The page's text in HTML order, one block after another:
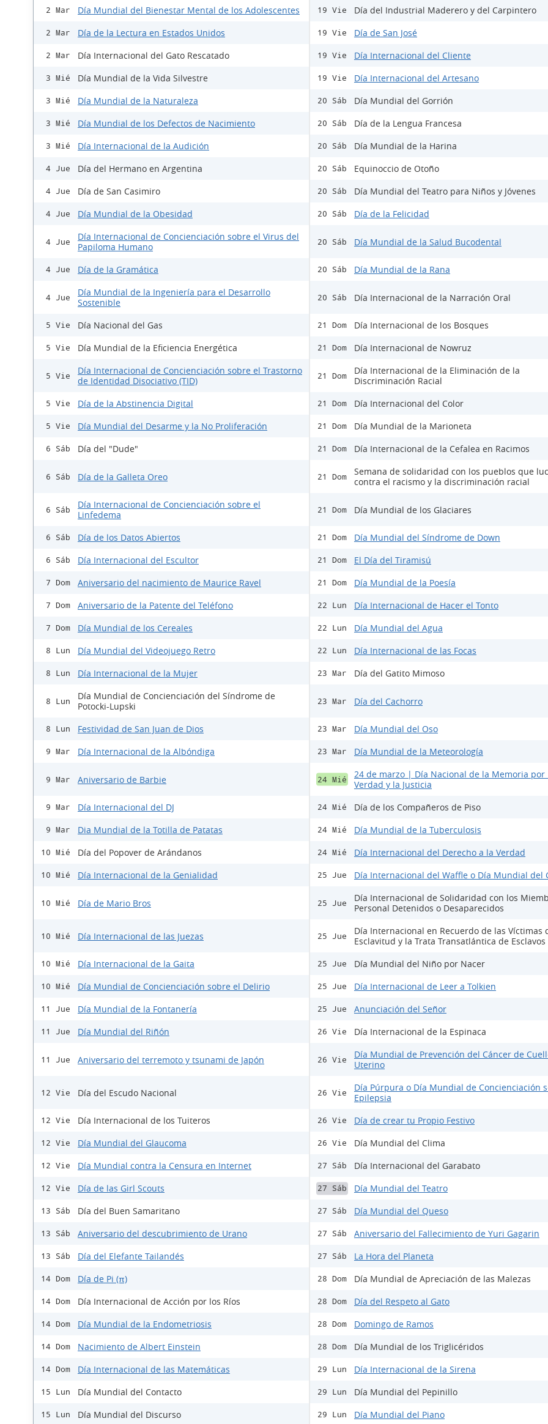
2 Mar Día Mundial del Bienestar Mental de los Adolescentes
2 Mar Día de la Lectura en Estados Unidos
2 Mar Día Internacional del Gato Rescatado
3 Mié Día Mundial de la Vida Silvestre
3 Mié Día Mundial de la Naturaleza
3 Mié Día Mundial de los Defectos de Nacimiento
3 Mié Día Internacional de la Audición
4 Jue Día del Hermano en Argentina
4 Jue Día de San Casimiro
4 Jue Día Mundial de la Obesidad
4 Jue
Día Internacional de Concienciación sobre el Virus del
Papiloma Humano
4 Jue Día de la Gramática
4 Jue
Día Mundial de la Ingeniería para el Desarrollo
Sostenible
5 Vie Día Nacional del Gas
5 Vie Día Mundial de la Eficiencia Energética
5 Vie
Día Internacional de Concienciación sobre el Trastorno
de Identidad Disociativo (TID)
5 Vie Día de la Abstinencia Digital
5 Vie Día Mundial del Desarme y la No Proliferación
6 Sáb Día del "Dude"
6 Sáb Día de la Galleta Oreo
6 Sáb
Día Internacional de Concienciación sobre el
Linfedema
6 Sáb Día de los Datos Abiertos
6 Sáb Día Internacional del Escultor
7 Dom Aniversario del nacimiento de Maurice Ravel
7 Dom Aniversario de la Patente del Teléfono
7 Dom Día Mundial de los Cereales
8 Lun Día Mundial del Videojuego Retro
8 Lun Día Internacional de la Mujer
8 Lun
Día Mundial de Concienciación del Síndrome de
Potocki-Lupski
8 Lun Festividad de San Juan de Dios
9 Mar Día Internacional de la Albóndiga
9 Mar Aniversario de Barbie
9 Mar Día Internacional del DJ
9 Mar Dia Mundial de la Totilla de Patatas
10 Mié Día del Popover de Arándanos
10 Mié Día Internacional de la Genialidad
10 Mié Día de Mario Bros
10 Mié Día Internacional de las Juezas
10 Mié Día Internacional de la Gaita
10 Mié Día Mundial de Concienciación sobre el Delirio
11 Jue Día Mundial de la Fontanería
11 Jue Día Mundial del Riñón
11 Jue Aniversario del terremoto y tsunami de Japón
12 Vie Día del Escudo Nacional
12 Vie Día Internacional de los Tuiteros
12 Vie Día Mundial del Glaucoma
12 Vie Día Mundial contra la Censura en Internet
12 Vie Día de las Girl Scouts
13 Sáb Día del Buen Samaritano
13 Sáb Aniversario del descubrimiento de Urano
13 Sáb Día del Elefante Tailandés
14 Dom Día de Pi (π)
14 Dom Día Internacional de Acción por los Ríos
14 Dom Día Mundial de la Endometriosis
14 Dom Nacimiento de Albert Einstein
14 Dom Día Internacional de las Matemáticas
15 Lun Día Mundial del Contacto
15 Lun Día Mundial del Discurso
19 Vie Día del Industrial Maderero y del Carpintero
19 Vie Día de San José
19 Vie Día Internacional del Cliente
19 Vie Día Internacional del Artesano
20 Sáb Día Mundial del Gorrión
20 Sáb Día de la Lengua Francesa
20 Sáb Día Mundial de la Harina
20 Sáb Equinoccio de Otoño
20 Sáb Día Mundial del Teatro para Niños y Jóvenes
20 Sáb Día de la Felicidad
20 Sáb Día Mundial de la Salud Bucodental
20 Sáb Día Mundial de la Rana
20 Sáb Día Internacional de la Narración Oral
21 Dom Día Internacional de los Bosques
21 Dom Día Internacional de Nowruz
21 Dom
Día Internacional de la Eliminación de la
Discriminación Racial
21 Dom Día Internacional del Color
21 Dom Día Mundial de la Marioneta
21 Dom Día Internacional de la Cefalea en Racimos
21 Dom
Semana de solidaridad con los pueblos que
contra el racismo y la discriminación racial
21 Dom Día Mundial de los Glaciares
21 Dom Día Mundial del Síndrome de Down
21 Dom El Día del Tiramisú
21 Dom Día Mundial de la Poesía
22 Lun Día Internacional de Hacer el Tonto
22 Lun Día Mundial del Agua
22 Lun Día Internacional de las Focas
23 Mar Día del Gatito Mimoso
23 Mar Día del Cachorro
23 Mar Día Mundial del Oso
23 Mar Día Mundial de la Meteorología
24 Mié
24 de marzo | Día Nacional de la Memoria por
Verdad y la Justicia
24 Mié Día de los Compañeros de Piso
24 Mié Día Mundial de la Tuberculosis
24 Mié Día Internacional del Derecho a la Verdad
25 Jue Día Internacional del Waffle o Día Mundial del
25 Jue
Día Internacional de Solidaridad con los
Personal Detenidos o Desaparecidos
25 Jue
Día Internacional en Recuerdo de las Víctimas
Esclavitud y la Trata Transatlántica de Esclavos
25 Jue Día Mundial del Niño por Nacer
25 Jue Día Internacional de Leer a Tolkien
25 Jue Anunciación del Señor
26 Vie Día Internacional de la Espinaca
26 Vie
Día Mundial de Prevención del Cáncer de
Uterino
26 Vie
Día Púrpura o Día Mundial de Concienciación
Epilepsia
26 Vie Día de crear tu Propio Festivo
26 Vie Día Mundial del Clima
27 Sáb Día Internacional del Garabato
27 Sáb Día Mundial del Teatro
27 Sáb Día Mundial del Queso
27 Sáb Aniversario del Fallecimiento de Yuri Gagarin
27 Sáb La Hora del Planeta
28 Dom Día Mundial de Apreciación de las Malezas
28 Dom Día del Respeto al Gato
28 Dom Domingo de Ramos
28 Dom Día Mundial de los Triglicéridos
29 Lun Día Internacional de la Sirena
29 Lun Día Mundial del Pepinillo
29 Lun Día Mundial del Piano